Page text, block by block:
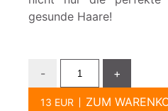
gesunde Haare!
-
+
ZUM